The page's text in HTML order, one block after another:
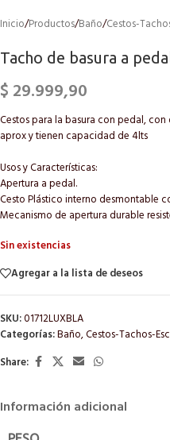
Inicio/Productos/Baño/Cestos-
Tacho de basura a
$ 29.999,90
Cestos para la basura con pedal,
aprox y tienen capacidad de 4lts
Usos y Características:
Apertura a pedal.
Cesto Plástico interno desmontable
Mecanismo de apertura durable
Sin existencias
Agregar a la lista de deseos
SKU:01712LUXBLA
Categorías:Baño,Cestos-Tachos-
Share:
Información adicional